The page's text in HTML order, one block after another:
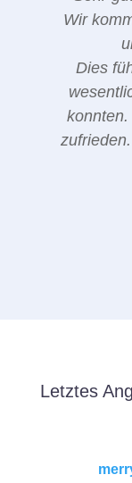
Wir
Dies
Letztes